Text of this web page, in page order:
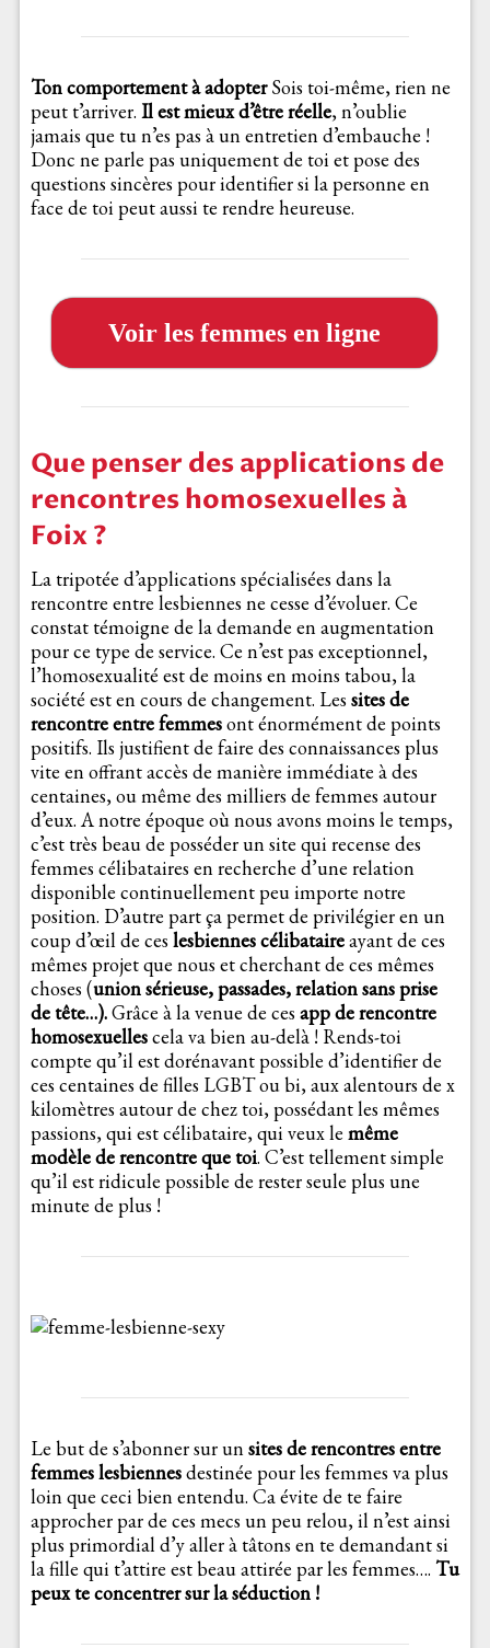
Ton comportement à adopterSois toi-même, rien ne
peut t’arriver. Il est mieux d’être réelle, n’oublie
jamais que tu n’es pas à un entretien d’embauche !
Donc ne parle pas uniquement de toi et pose des
questions sincères pour identifier si la personne en
face de toi peut aussi te rendre heureuse.
Voir les femmes en ligne
Que penser des applications de
rencontres homosexuelles à
Foix ?
La tripotée d’applications spécialisées dans la
rencontre entre lesbiennes ne cesse d’évoluer. Ce
constat témoigne de la demande en augmentation
pour ce type de service. Ce n’est pas exceptionnel,
l’homosexualité est de moins en moins tabou, la
société est en cours de changement. Les sites de
rencontre entre femmesont énormément de points
positifs. Ils justifient de faire des connaissances plus
vite en offrant accès de manière immédiate à des
centaines, ou même des milliers de femmes autour
d’eux. A notre époque où nous avons moins le temps,
c’est très beau de posséder un site qui recense des
femmes célibataires en recherche d’une relation
disponible continuellement peu importe notre
position. D’autre part ça permet de privilégier en un
coup d’œil de ces lesbiennes célibataireayant de ces
mêmes projet que nous et cherchant de ces mêmes
choses (union sérieuse, passades, relation sans prise
de tête…).Grâce à la venue de ces app de rencontre
homosexuellescela va bien au-delà ! Rends-toi
compte qu’il est dorénavant possible d’identifier de
ces centaines de filles LGBT ou bi, aux alentours de x
kilomètres autour de chez toi, possédant les mêmes
passions, qui est célibataire, qui veux le même
modèle de rencontre que toi. C’est tellement simple
qu’il est ridicule possible de rester seule plus une
minute de plus !
Le but de s’abonner sur unsites de rencontres entre
femmes lesbiennesdestinée pour les femmes va plus
loin que ceci bien entendu. Ca évite de te faire
approcher par de ces mecs un peu relou, il n’est ainsi
plus primordial d’y aller à tâtons en te demandant si
la fille qui t’attire est beau attirée par les femmes…. Tu
peux te concentrer sur la séduction !